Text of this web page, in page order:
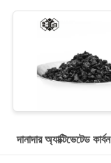
দানাদার অ্যাক্টিভেটেড কার্বন